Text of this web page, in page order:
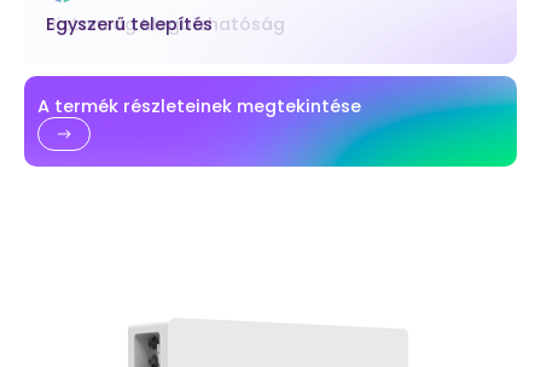
Egyszerű telepítés
A termék részleteinek megtekintése